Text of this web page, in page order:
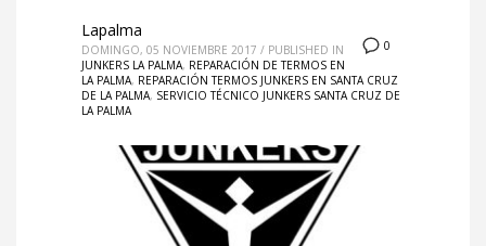
0
Lapalma
DOMINGO, 05 NOVIEMBRE 2017 / PUBLISHED IN
JUNKERS LA PALMA, REPARACIÓN DE TERMOS EN
LA PALMA, REPARACIÓN TERMOS JUNKERS EN SANTA CRUZ
DE LA PALMA, SERVICIO TÉCNICO JUNKERS SANTA CRUZ DE
LA PALMA